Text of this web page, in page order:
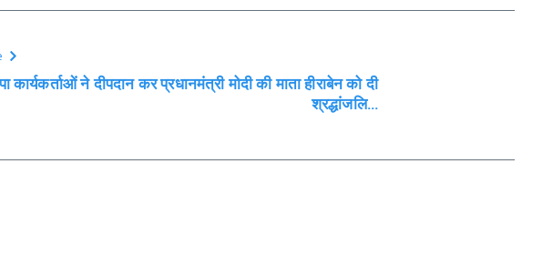
कार्यकर्ताओं ने दीपदान कर प्रधानमंत्री मोदी की माता हीराबेन को दी
श्रद्धांजलि…